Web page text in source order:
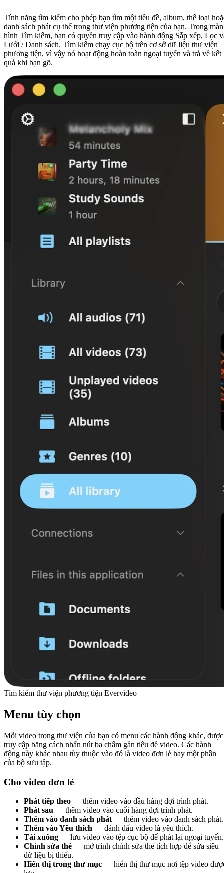
Tính năng tìm kiếm cho phép bạn tìm một tiêu đề, album, thể loại
danh sách phát cụ thể trong thư viện phương tiện của bạn. Trong màn
hình Tìm kiếm, bạn có quyền truy cập vào hành động Sắp xếp, Lọc
Lưới / Danh sách. Tìm kiếm chạy cục bộ trên cơ sở dữ liệu thư viện
phương tiện, vì vậy nó hoạt động hoàn toàn ngoại tuyến và trả về kết
quả khi bạn gõ.
Tìm kiếm thư viện phương tiện Evervideo
Menu tùy chọn
Mỗi video trong thư viện của bạn có menu các hành động khác, được
truy cập bằng cách nhấn nút ba chấm gần tiêu đề video. Các hành
động này khác nhau tùy thuộc vào đó là video đơn lẻ hay một phần
của bộ sưu tập.
Cho video đơn lẻ
Phát tiếp theo — thêm video vào đầu hàng đợi trình phát.
Phát sau — thêm video vào cuối hàng đợi trình phát.
Thêm vào danh sách phát — thêm video vào danh sách phát.
Thêm vào Yêu thích — đánh dấu video là yêu thích.
Tải xuống — lưu video vào tệp cục bộ để phát lại ngoại tuyến.
Chỉnh sửa thẻ — mở trình chỉnh sửa thẻ tích hợp để sửa siêu
dữ liệu bị thiếu.
Hiển thị trong thư mục — hiển thị thư mục nơi tệp video